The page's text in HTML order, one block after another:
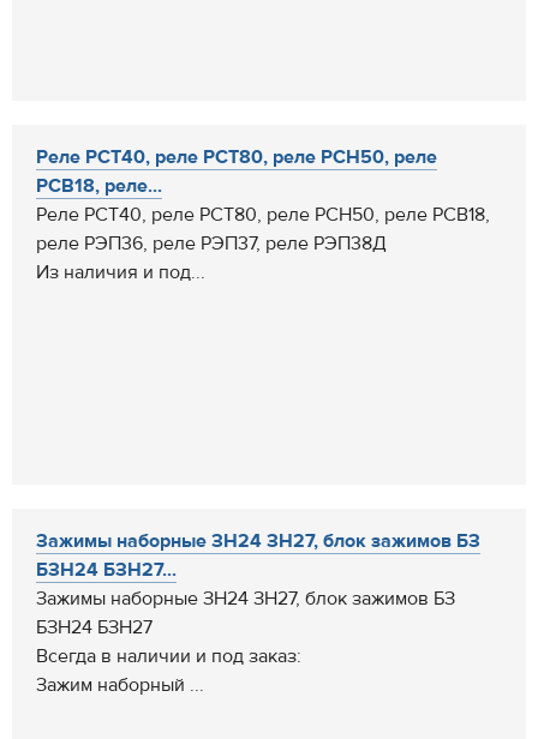
Реле РСТ40, реле РСТ80, реле РСН50, реле
РСВ18, реле...
Реле РСТ40, реле РСТ80, реле РСН50, реле РСВ18,
реле РЭП36, реле РЭП37, реле РЭП38Д
Из наличия и под...
Зажимы наборные ЗН24 ЗН27, блок зажимов БЗ
БЗН24 БЗН27...
Зажимы наборные ЗН24 ЗН27, блок зажимов БЗ
БЗН24 БЗН27
Всегда в наличии и под заказ:
Зажим наборный ...